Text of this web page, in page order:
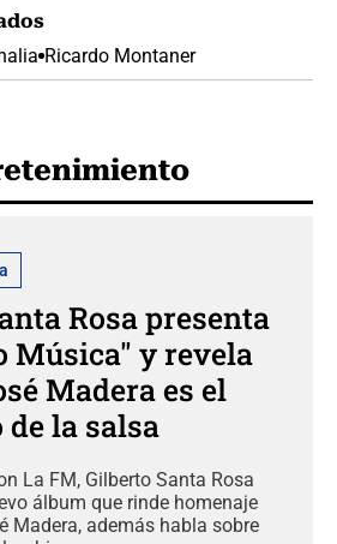
Ricardo Montaner
Rosa presenta
Música" y revela
Madera es el
la salsa
La FM, Gilberto Santa Rosa
álbum que rinde homenaje
Madera, además habla sobre